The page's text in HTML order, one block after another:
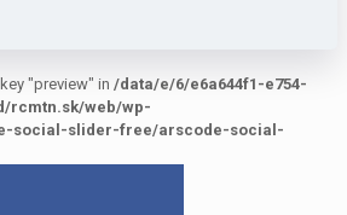
"preview" in /data/e/6/e6a644f1-e754-
rcmtn.sk/web/wp-
social-slider-free/arscode-social-